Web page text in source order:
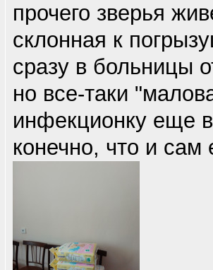
прочего зверья
склонная к
сразу в больницы
но все-таки
инфекционку еще
конечно, что и сам